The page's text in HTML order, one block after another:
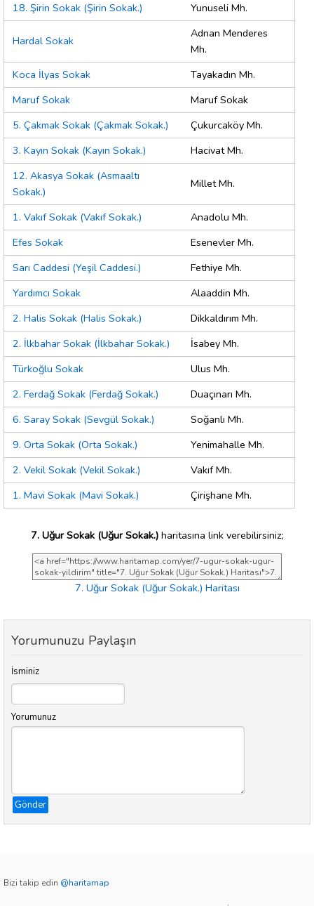
18. Şirin Sokak (Şirin Sokak.)
Yunuseli Mh.
Hardal Sokak
Adnan Menderes
Mh.
Koca İlyas Sokak
Tayakadın Mh.
Maruf Sokak
Maruf Sokak
5. Çakmak Sokak (Çakmak Sokak.)
Çukurcaköy Mh.
3. Kayın Sokak (Kayın Sokak.)
Hacivat Mh.
12. Akasya Sokak (Asmaaltı
Sokak.)
Millet Mh.
1. Vakıf Sokak (Vakıf Sokak.)
Anadolu Mh.
Efes Sokak
Esenevler Mh.
Sarı Caddesi (Yeşil Caddesi.)
Fethiye Mh.
Yardımcı Sokak
Alaaddin Mh.
2. Halis Sokak (Halis Sokak.)
Dikkaldırım Mh.
2. İlkbahar Sokak (İlkbahar Sokak.)
İsabey Mh.
Türkoğlu Sokak
Ulus Mh.
2. Ferdağ Sokak (Ferdağ Sokak.)
Duaçınarı Mh.
6. Saray Sokak (Sevgül Sokak.)
Soğanlı Mh.
9. Orta Sokak (Orta Sokak.)
Yenimahalle Mh.
2. Vekil Sokak (Vekil Sokak.)
Vakıf Mh.
1. Mavi Sokak (Mavi Sokak.)
Çirişhane Mh.
7. Uğur Sokak (Uğur Sokak.)haritasına link verebilirsiniz;
7. Uğur Sokak (Uğur Sokak.) Haritası
Yorumunuzu Paylaşın
İsminiz
Yorumunuz
Gönder
Bizi takip edin @haritamap